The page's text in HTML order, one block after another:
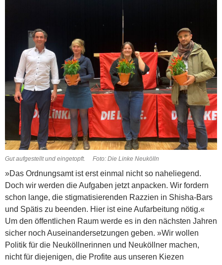
Gut aufgestellt und eingetopft. Foto: Die Linke Neukölln
»Das Ordnungsamt ist erst einmal nicht so naheliegend.
Doch wir werden die Aufgaben jetzt anpacken. Wir fordern
schon lange, die stigmatisierenden Razzien in Shisha-Bars
und Spätis zu beenden. Hier ist eine Aufarbeitung nötig.«
Um den öffentlichen Raum werde es in den nächsten Jahren
sicher noch Auseinandersetzungen geben. »Wir wollen
Politik für die Neuköllnerinnen und Neuköllner machen,
nicht für diejenigen, die Profite aus unseren Kiezen